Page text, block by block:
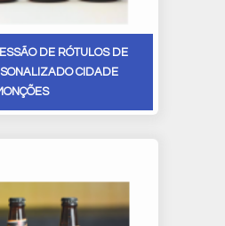
DE RÓTULOS DE
CIDADE